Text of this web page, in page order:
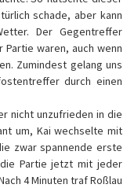
schade, aber kann
Der Gegentreffer
waren, auch wenn
Zumindest gelang uns
durch einen
nicht unzufrieden in die
um, Kai wechselte mit
zwar spannende erste
Partie jetzt mit jeder
4 Minuten traf Roßlau